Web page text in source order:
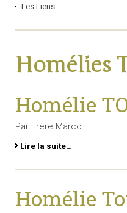
Les Liens
Homélies
Homélie
Par Frère Marco
Lire la suite…
Homélie